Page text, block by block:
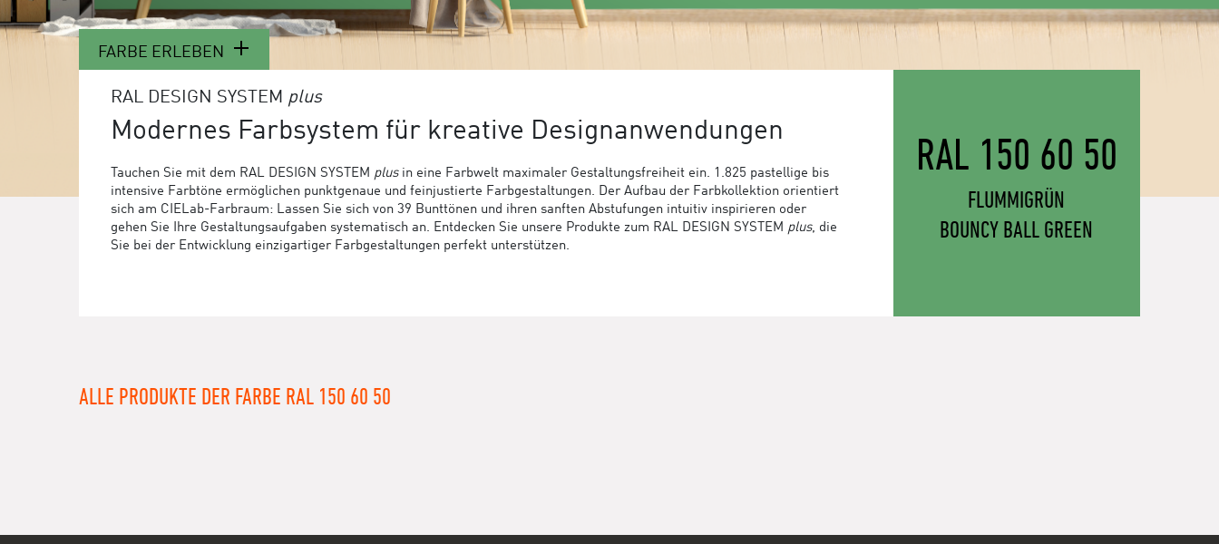
FARBE ERLEBEN
RAL DESIGN SYSTEM plus
Modernes Farbsystem für kreative Designanwendungen
Tauchen Sie mit dem RAL DESIGN SYSTEM plusin eine Farbwelt maximaler Gestaltungsfreiheit ein. 1.825 pastellige bis
intensive Farbtöne ermöglichen punktgenaue und feinjustierte Farbgestaltungen. Der Aufbau der Farbkollektion orientiert
sich am CIELab-Farbraum: Lassen Sie sich von 39 Bunttönen und ihren sanften Abstufungen intuitiv inspirieren oder
gehen Sie Ihre Gestaltungsaufgaben systematisch an. Entdecken Sie unsere Produkte zum RAL DESIGN SYSTEM plus, die
Sie bei der Entwicklung einzigartiger Farbgestaltungen perfekt unterstützen.
RAL 150 60 50
FLUMMIGRÜN
BOUNCY BALL GREEN
ALLE PRODUKTE DER FARBE RAL 150 60 50